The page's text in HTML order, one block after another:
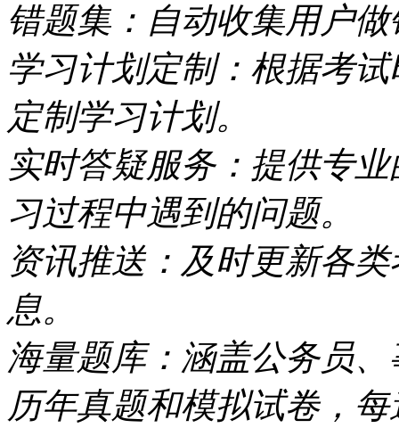
错题集：自动收集用户
学习计划定制：根据考
定制学习计划。
实时答疑服务：提供专
习过程中遇到的问题。
资讯推送：及时更新各
息。
海量题库：涵盖公务员
历年真题和模拟试卷，